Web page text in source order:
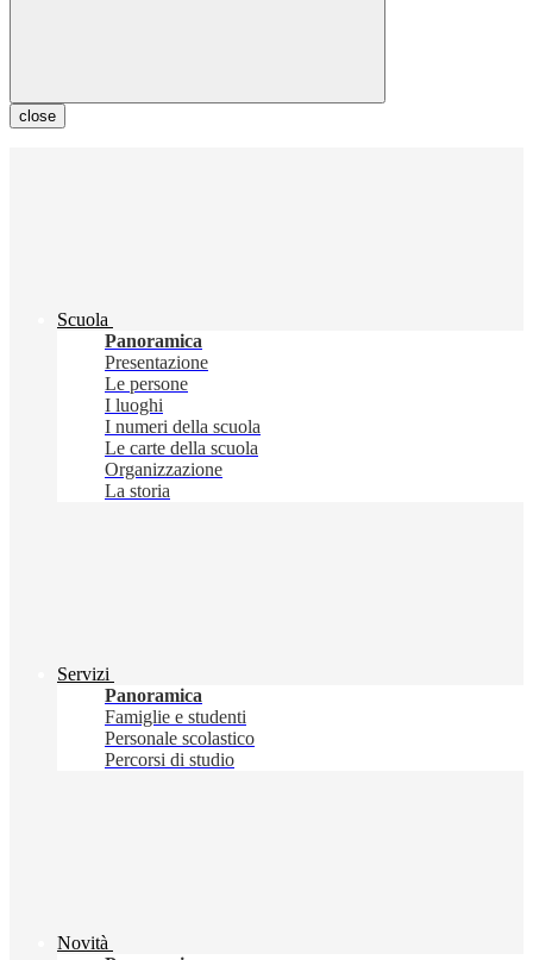
close
Scuola
Panoramica
Presentazione
Le persone
I luoghi
I numeri della scuola
Le carte della scuola
Organizzazione
La storia
Servizi
Panoramica
Famiglie e studenti
Personale scolastico
Percorsi di studio
Novità